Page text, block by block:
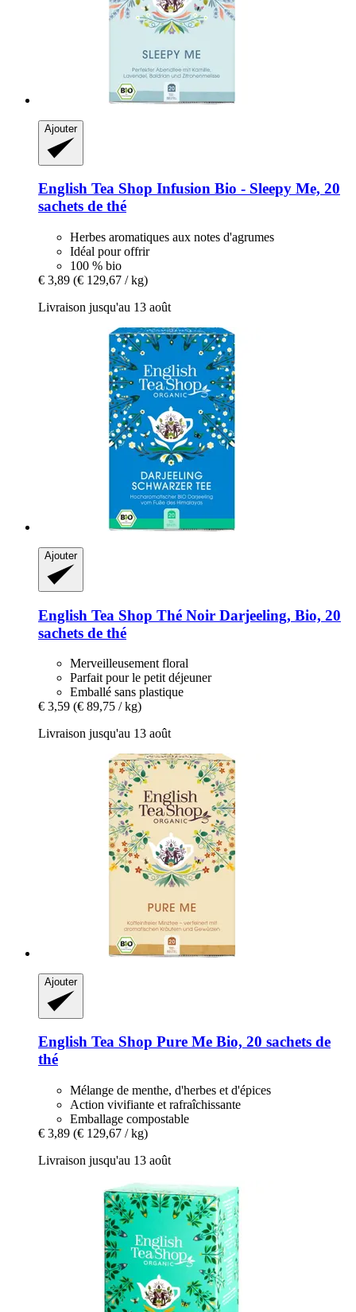
Ajouter
English Tea Shop Infusion Bio -​ Sleepy Me, 20
sachets de thé
Herbes aromatiques aux notes d'agrumes
Idéal pour offrir
100 % bio
€ 3,89 (€ 129,67 / kg)
Livraison jusqu'au 13 août
Ajouter
English Tea Shop Thé Noir Darjeeling, Bio, 20
sachets de thé
Merveilleusement floral
Parfait pour le petit déjeuner
Emballé sans plastique
€ 3,59 (€ 89,75 / kg)
Livraison jusqu'au 13 août
Ajouter
English Tea Shop Pure Me Bio, 20 sachets de
thé
Mélange de menthe, d'herbes et d'épices
Action vivifiante et rafraîchissante
Emballage compostable
€ 3,89 (€ 129,67 / kg)
Livraison jusqu'au 13 août